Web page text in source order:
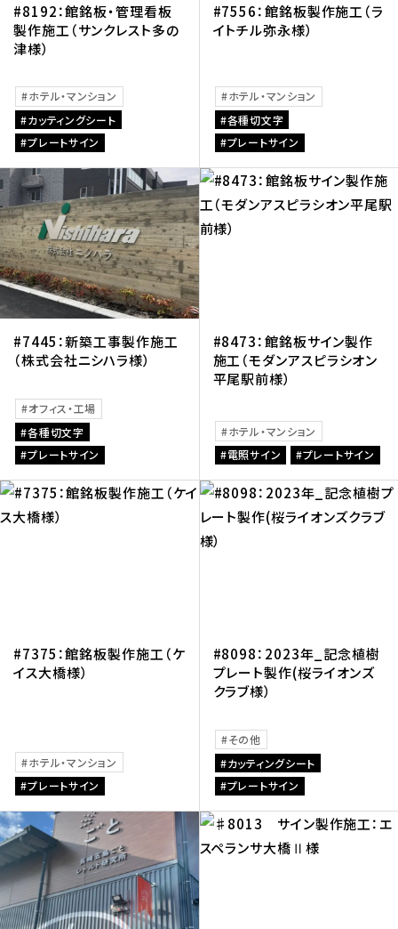
#8192：館銘板・管理看板
製作施工（サンクレスト多の
津様）
ホテル・マンション
カッティングシート
プレートサイン
#7556：館銘板製作施工（ラ
イトチル弥永様）
ホテル・マンション
各種切文字
プレートサイン
#7445：新築工事製作施工
（株式会社ニシハラ様）
オフィス・工場
各種切文字
プレートサイン
#8473：館銘板サイン製作
施工（モダンアスピラシオン
平尾駅前様）
ホテル・マンション
電照サイン
プレートサイン
#7375：館銘板製作施工（ケ
イス大橋様）
ホテル・マンション
プレートサイン
#8098：2023年_記念植樹
プレート製作(桜ライオンズ
クラブ様）
その他
カッティングシート
プレートサイン